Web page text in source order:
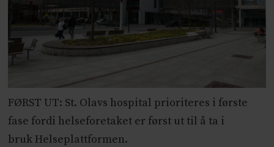
FØRST UT: St. Olavs hospital prioriteres i første
fase fordi helseforetaket er først ut til å ta i
brukHelseplattformen.